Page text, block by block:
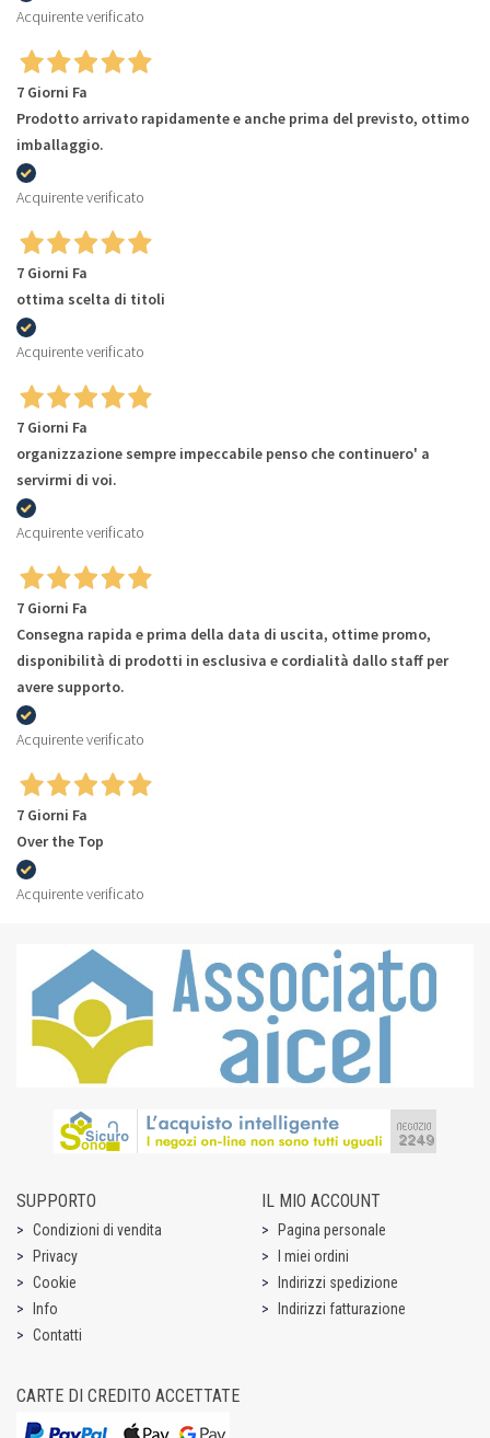
Acquirente verificato
7 Giorni Fa
Prodotto arrivato rapidamente e anche prima del previsto, ottimo
imballaggio.
Acquirente verificato
7 Giorni Fa
ottima scelta di titoli
Acquirente verificato
7 Giorni Fa
organizzazione sempre impeccabile penso che continuero' a
servirmi di voi.
Acquirente verificato
7 Giorni Fa
Consegna rapida e prima della data di uscita, ottime promo,
disponibilità di prodotti in esclusiva e cordialità dallo staff per
avere supporto.
Acquirente verificato
7 Giorni Fa
Over the Top
Acquirente verificato
SUPPORTO
Condizioni di vendita
Privacy
Cookie
Info
Contatti
IL MIO ACCOUNT
Pagina personale
I miei ordini
Indirizzi spedizione
Indirizzi fatturazione
CARTE DI CREDITO ACCETTATE